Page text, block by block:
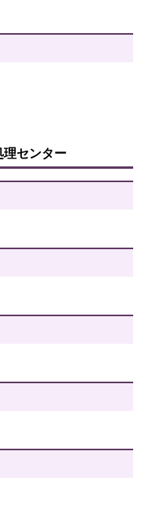
センター